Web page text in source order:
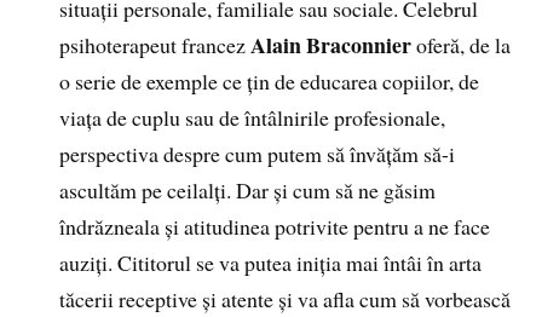
situații personale, familiale sau sociale. Celebrul
psihoterapeut francezAlain Braconnieroferă, de la
o serie de exemple ce țin de educarea copiilor, de
viața de cuplu sau de întâlnirile profesionale,
perspectiva despre cum putem să învățăm să-i
ascultăm pe ceilalți. Dar și cum să ne găsim
îndrăzneala și atitudinea potrivite pentru a ne face
auziți. Cititorul se va putea iniția mai întâi în arta
tăcerii receptive și atente și va afla cum să vorbească